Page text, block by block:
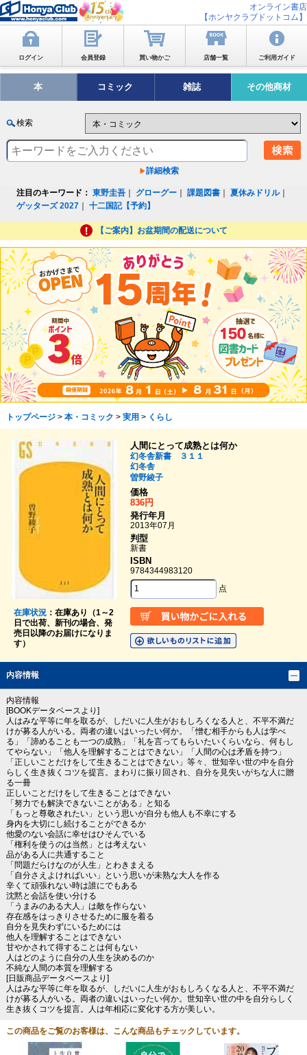
オンライン書店
【ホンヤクラブドットコム】
ログイン 会員登録 買い物かご 店舗一覧 ご利用ガイド
本 コミック 雑誌 その他商材
検索
詳細検索
注目のキーワード： 東野圭吾 グローグー ｜課題図書 ｜夏休みドリル｜
ゲッターズ 2027 ｜十二国記【予約】
【ご案内】お盆期間の配送について
トップページ> 本・コミック > 実用 > くらし
在庫状況：在庫あり（1～2
日で出荷、新刊の場合、発
売日以降のお届けになりま
す）
人間にとって成熟とは何か
幻冬舎新書 ３１１
幻冬舎
曽野綾子
価格
836円
発行年月
2013年07月
判型
新書
ISBN
9784344983120
点
内容情報
内容情報
[BOOKデータベースより]
人はみな平等に年を取るが、しだいに人生がおもしろくなる人と、不平不満だ
けが募る人がいる。両者の違いはいったい何か。「憎む相手からも人は学べ
る」「諦めることも一つの成熟」「礼を言ってもらいたいくらいなら、何もし
てやらない」「他人を理解することはできない」「人間の心は矛盾を持つ」
「正しいことだけをして生きることはできない」等々、世知辛い世の中を自分
らしく生き抜くコツを提言。まわりに振り回され、自分を見失いがちな人に贈
る一冊
正しいことだけをして生きることはできない
「努力でも解決できないことがある」と知る
「もっと尊敬されたい」という思いが自分も他人も不幸にする
身内を大切にし続けることができるか
他愛のない会話に幸せはひそんでいる
「権利を使うのは当然」とは考えない
品がある人に共通すること
「問題だらけなのが人生」とわきまえる
「自分さえよければいい」という思いが未熟な大人を作る
辛くて頑張れない時は誰にでもある
沈黙と会話を使い分ける
「うまみのある大人」は敵を作らない
存在感をはっきりさせるために服を着る
自分を見失わずにいるためには
他人を理解することはできない
甘やかされて得することは何もない
人はどのように自分の人生を決めるのか
不純な人間の本質を理解する
[日販商品データベースより]
人はみな平等に年を取るが、しだいに人生がおもしろくなる人と、不平不満だ
けが募る人がいる。両者の違いはいったい何か。世知辛い世の中を自分らしく
生き抜くコツを提言。人は年相応に変化する方が美しい。
この商品をご覧のお客様は、こんな商品もチェックしています。